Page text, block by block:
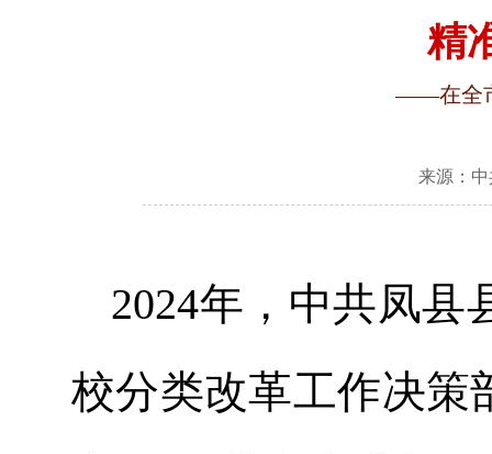
精
——在全
来源：
2024年，中共凤
校分类改革工作决策